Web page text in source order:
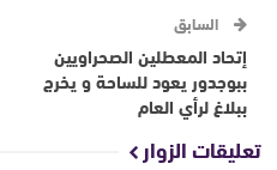
السابق
إتحاد المعطلين الصحراويين
ببوجدور يعود للساحة و يخرج
ببلاغ لرأي العام
تعليقات الزوار